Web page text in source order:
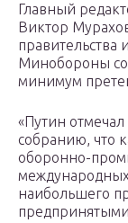
Главный
Виктор
правительства
Минобороны со
минимум
«Путин
собранию, что
оборонно-
наибольшего